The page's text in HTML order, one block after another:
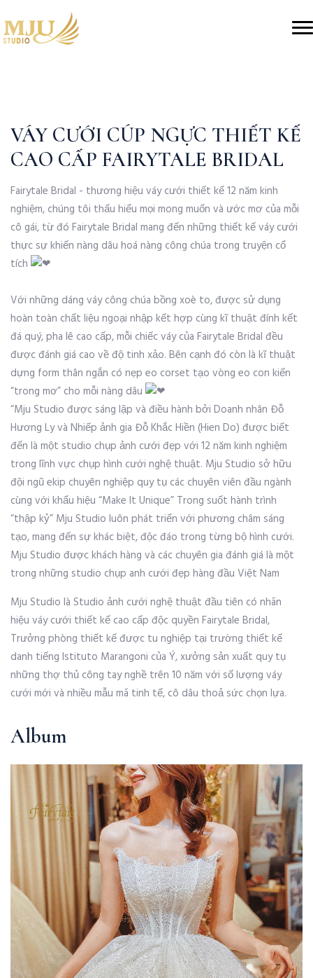
VÁY CƯỚI CÚP NGỰC THIẾT KẾ
CAO CẤP FAIRYTALE BRIDAL
Fairytale Bridal - thương hiệu váy cưới thiết kế 12 năm kinh
nghiệm, chúng tôi thấu hiểu mọi mong muốn và ước mơ của mỗi
cô gái, từ đó Fairytale Bridal mang đến những thiết kế váy cưới
thực sự khiến nàng dâu hoá nàng công chúa trong truyện cổ
tích
Với những dáng váy công chúa bồng xoè to, được sử dụng
hoàn toàn chất liệu ngoại nhập kết hợp cùng kĩ thuật đính kết
đá quý, pha lê cao cấp, mỗi chiếc váy của Fairytale Bridal đều
được đánh giá cao về độ tinh xảo. Bên cạnh đó còn là kĩ thuật
dựng form thân ngắn có nẹp eo corset tạo vòng eo con kiến
“trong mơ” cho mỗi nàng dâu
“Mju Studio được sáng lập và điều hành bởi Doanh nhân Đỗ
Hương Ly và Nhiếp ảnh gia Đỗ Khắc Hiền (Hien Do) được biết
đến là một studio chụp ảnh cưới đẹp với 12 năm kinh nghiệm
trong lĩnh vực chụp hình cưới nghệ thuật. Mju Studio sở hữu
đội ngũ ekip chuyên nghiệp quy tụ các chuyên viên đầu ngành
cùng với khẩu hiệu “Make It Unique” Trong suốt hành trình
“thập kỷ” Mju Studio luôn phát triển với phương châm sáng
tạo, mang đến sự khác biệt, độc đáo trong từng bộ hình cưới.
Mju Studio được khách hàng và các chuyên gia đánh giá là một
trong những studio chụp anh cưới đẹp hàng đầu Việt Nam
Mju Studio là Studio ảnh cưới nghệ thuật đầu tiên có nhãn
hiệu váy cưới thiết kế cao cấp độc quyền Fairytale Bridal,
Trưởng phòng thiết kế được tu nghiệp tại trường thiết kế
danh tiếng Istituto Marangoni của Ý, xưởng sản xuất quy tụ
những thợ thủ công tay nghề trên 10 năm với số lượng váy
cưới mới và nhiều mẫu mã tinh tế, cô dâu thoả sức chọn lựa.
Album